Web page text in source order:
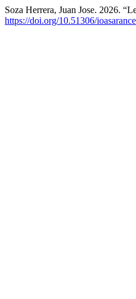
Soza Herrera, Juan Jose. 2026.
https://doi.org/10.51306/